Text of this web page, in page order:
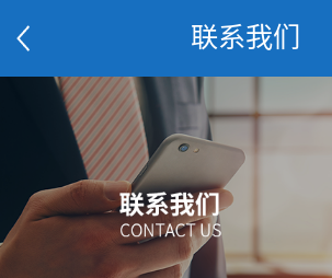
联系我们